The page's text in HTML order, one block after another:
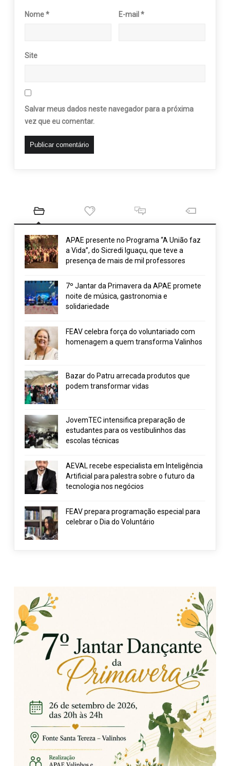
Nome* E-mail*
Site
Salvar meus dados neste navegador para a próxima
vez que eu comentar.
APAE presente no Programa “A União faz
a Vida”, do Sicredi Iguaçu, que teve a
presença de mais de mil professores
7º Jantar da Primavera da APAE promete
noite de música, gastronomia e
solidariedade
FEAV celebra força do voluntariado com
homenagem a quem transforma Valinhos
Bazar do Patru arrecada produtos que
podem transformar vidas
JovemTEC intensifica preparação de
estudantes para os vestibulinhos das
escolas técnicas
AEVAL recebe especialista em Inteligência
Artificial para palestra sobre o futuro da
tecnologia nos negócios
FEAV prepara programação especial para
celebrar o Dia do Voluntário